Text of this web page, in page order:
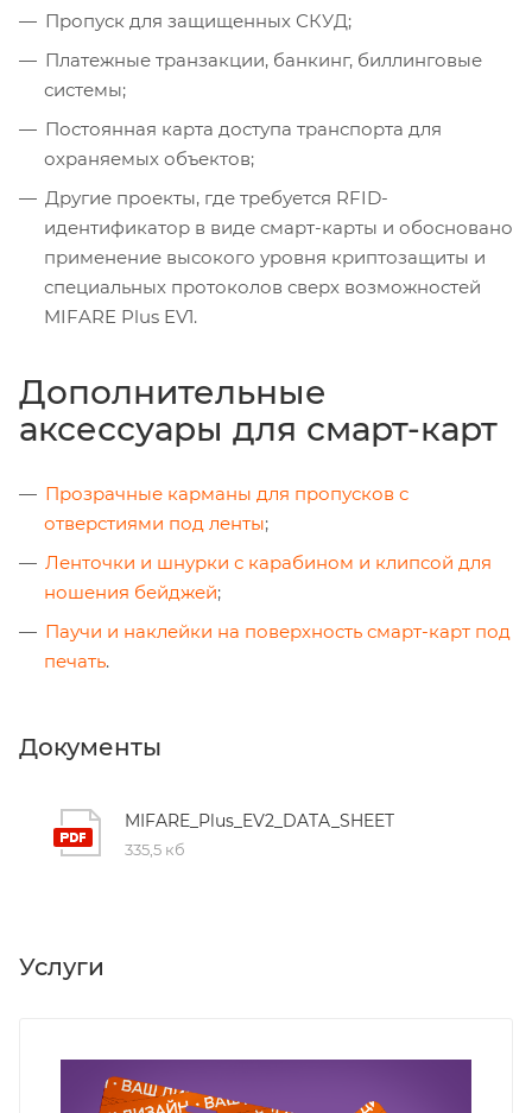
Пропуск для защищенных СКУД;
Платежные транзакции, банкинг, биллинговые
системы;
Постоянная карта доступа транспорта для
охраняемых объектов;
Другие проекты, где требуется RFID-
идентификатор в виде смарт-карты и обосновано
применение высокого уровня криптозащиты и
специальных протоколов сверх возможностей
MIFARE Plus EV1.
Дополнительные
аксессуары для смарт-карт
Прозрачные карманы для пропусков с
отверстиями под ленты;
Ленточки и шнурки с карабином и клипсой для
ношения бейджей;
Паучи и наклейки на поверхность смарт-карт под
печать.
Документы
MIFARE_Plus_EV2_DATA_SHEET
335,5 кб
Услуги